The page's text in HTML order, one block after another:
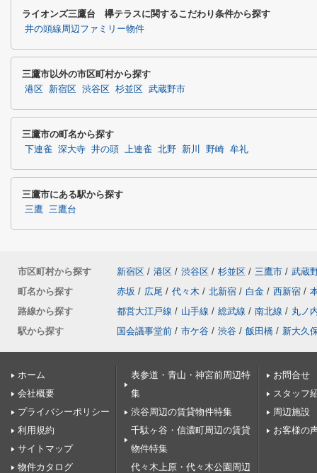
ライオンズ三鷹台 欅テラスに関するこだわり条件から探す
井の頭線周辺ファミリー物件
三鷹市以外の市区町村から探す
港区 新宿区 渋谷区 杉並区 武蔵野市
三鷹市の町名から探す
下連雀 深大寺 井の頭 上連雀 北野 新川 野崎 牟礼
三鷹市にある駅から探す
三鷹 三鷹台
市区町村から探す 新宿区 / 港区 / 渋谷区 / 杉並区 / 三鷹市 / 武蔵
町名から探す
赤坂 / 広尾 / 代々木 / 北新宿 / 白金 / 西新宿 /
路線から探す
都営大江戸線 / 山手線 / 総武線 / 南北線 / 丸ノ
駅から探す
国会議事堂前 / 市ケ谷 / 渋谷 / 飯田橋 / 新大久
ホーム
会社概要
プライバシーポリシー
利用規約
サイトマップ
物件カタログ
表参道・青山・神宮前周辺特
集
渋谷周辺の賃貸物件特集
千駄ヶ谷・信濃町周辺の賃貸
物件特集
代々木上原・代々木公園周辺
お問合せ
スタッフ
周辺施設
お客様の